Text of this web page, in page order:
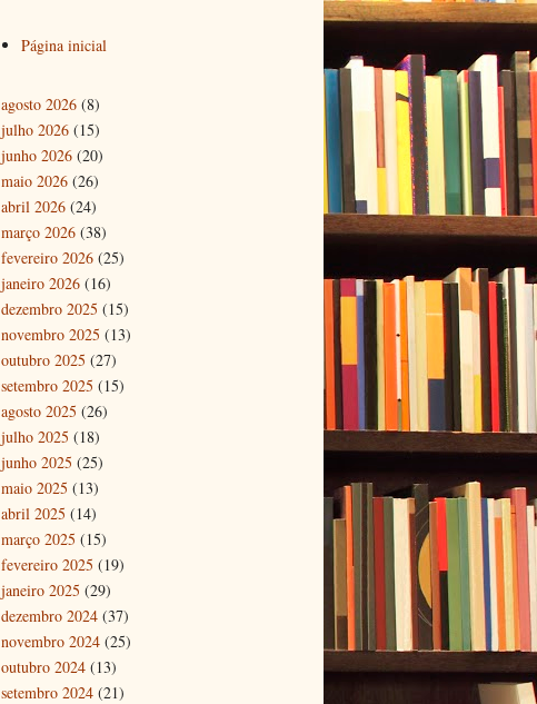
Página inicial
agosto 2026 (8)
julho 2026 (15)
junho 2026 (20)
maio 2026 (26)
abril 2026 (24)
março 2026 (38)
fevereiro 2026 (25)
janeiro 2026 (16)
dezembro 2025 (15)
novembro 2025 (13)
outubro 2025 (27)
setembro 2025 (15)
agosto 2025 (26)
julho 2025 (18)
junho 2025 (25)
maio 2025 (13)
abril 2025 (14)
março 2025 (15)
fevereiro 2025 (19)
janeiro 2025 (29)
dezembro 2024 (37)
novembro 2024 (25)
outubro 2024 (13)
setembro 2024 (21)